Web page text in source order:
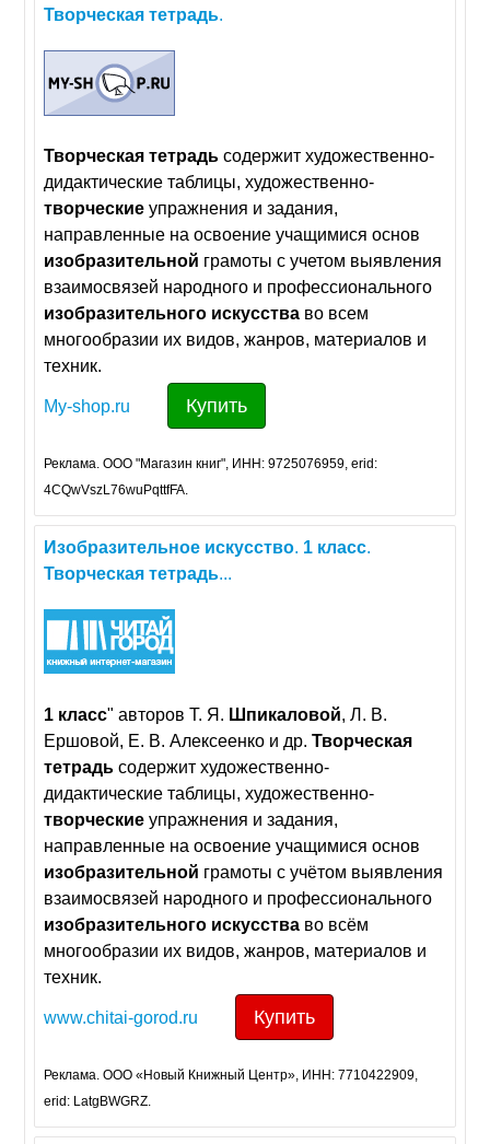
Творческая тетрадь.
Творческая тетрадь содержит художественно-
дидактические таблицы, художественно-
творческие упражнения и задания,
направленные на освоение учащимися основ
изобразительной грамоты с учетом выявления
взаимосвязей народного и профессионального
изобразительного искусства во всем
многообразии их видов, жанров, материалов и
техник.
My-shop.ru Купить
Реклама. ООО "Магазин книг", ИНН: 9725076959, erid:
4CQwVszL76wuPqttfFA.
Изобразительное искусство. 1 класс.
Творческая тетрадь...
1 класс" авторов Т. Я. Шпикаловой, Л. В.
Ершовой, Е. В. Алексеенко и др.Творческая
тетрадь содержит художественно-
дидактические таблицы, художественно-
творческие упражнения и задания,
направленные на освоение учащимися основ
изобразительной грамоты с учётом выявления
взаимосвязей народного и профессионального
изобразительного искусства во всём
многообразии их видов, жанров, материалов и
техник.
www.chitai-gorod.ru Купить
Реклама. ООО «Новый Книжный Центр», ИНН: 7710422909,
erid: LatgBWGRZ.